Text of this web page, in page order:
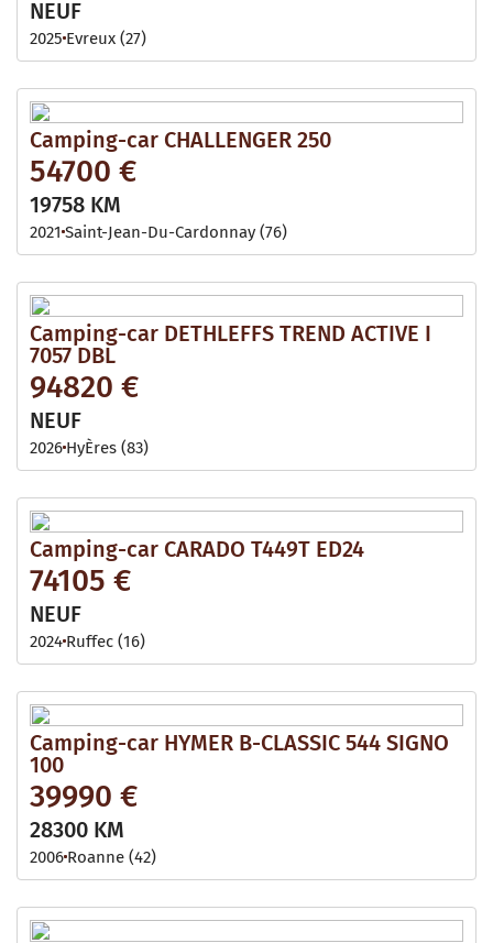
NEUF
2025 Evreux (27)
Camping-car CHALLENGER 250
54700 €
19758 KM
2021 Saint-Jean-Du-Cardonnay (76)
Camping-car DETHLEFFS TREND ACTIVE I
7057 DBL
94820 €
NEUF
2026 HyÈres (83)
Camping-car CARADO T449T ED24
74105 €
NEUF
2024 Ruffec (16)
Camping-car HYMER B-CLASSIC 544 SIGNO
100
39990 €
28300 KM
2006 Roanne (42)